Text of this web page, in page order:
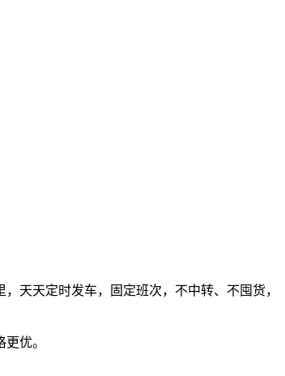
天天定时发车，固定班次，不中转、不囤货，
优。